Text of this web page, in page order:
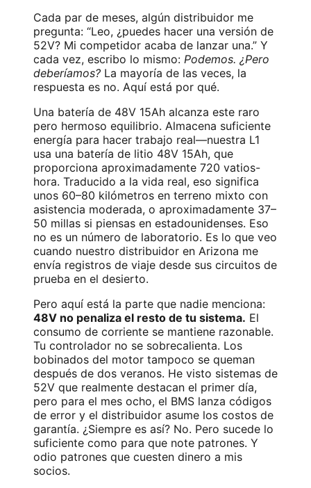
Cada par de meses, algún distribuidor me
pregunta: “Leo, ¿puedes hacer una versión de
52V? Mi competidor acaba de lanzar una.” Y
cada vez, escribo lo mismo: Podemos. ¿Pero
deberíamos? La mayoría de las veces, la
respuesta es no. Aquí está por qué.
Una batería de 48V 15Ah alcanza este raro
pero hermoso equilibrio. Almacena suficiente
energía para hacer trabajo real—nuestra L1
usa una batería de litio 48V 15Ah, que
proporciona aproximadamente 720 vatios-
hora. Traducido a la vida real, eso significa
unos 60–80 kilómetros en terreno mixto con
asistencia moderada, o aproximadamente 37–
50 millas si piensas en estadounidenses. Eso
no es un número de laboratorio. Es lo que veo
cuando nuestro distribuidor en Arizona me
envía registros de viaje desde sus circuitos de
prueba en el desierto.
Pero aquí está la parte que nadie menciona:
48V no penaliza el resto de tu sistema. El
consumo de corriente se mantiene razonable.
Tu controlador no se sobrecalienta. Los
bobinados del motor tampoco se queman
después de dos veranos. He visto sistemas de
52V que realmente destacan el primer día,
pero para el mes ocho, el BMS lanza códigos
de error y el distribuidor asume los costos de
garantía. ¿Siempre es así? No. Pero sucede lo
suficiente como para que note patrones. Y
odio patrones que cuesten dinero a mis
socios.